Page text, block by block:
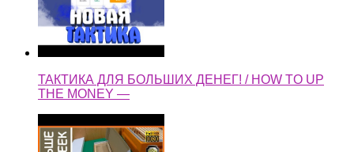
ТАКТИКА ДЛЯ БОЛЬШИХ ДЕНЕГ! / HOW TO UP
THE MONEY —